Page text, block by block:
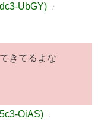
UbGY) ：
きてるよな
OiAS) ：